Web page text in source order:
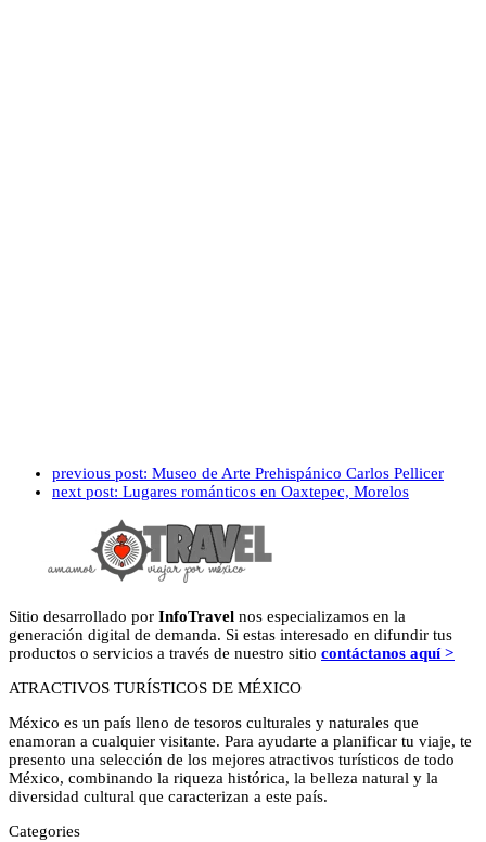
previous post: Museo de Arte Prehispánico Carlos Pellicer
next post: Lugares románticos en Oaxtepec, Morelos
Sitio desarrollado por InfoTravel nos especializamos en la
generación digital de demanda. Si estas interesado en difundir tus
productos o servicios a través de nuestro sitio contáctanos aquí >
ATRACTIVOS TURÍSTICOS DE MÉXICO
México es un país lleno de tesoros culturales y naturales que
enamoran a cualquier visitante. Para ayudarte a planificar tu viaje, te
presento una selección de los mejores atractivos turísticos de todo
México, combinando la riqueza histórica, la belleza natural y la
diversidad cultural que caracterizan a este país.
Categories